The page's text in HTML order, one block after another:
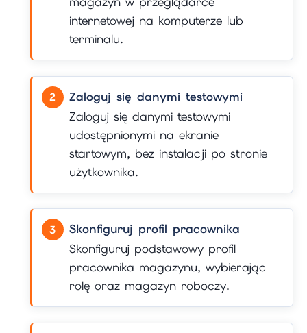
internetowej na komputerze lub
terminalu.
Zaloguj się danymi testowymi
Zaloguj się danymi testowymi
udostępnionymi na ekranie
startowym, bez instalacji po stronie
użytkownika.
Skonfiguruj profil pracownika
Skonfiguruj podstawowy profil
pracownika magazynu, wybierając
rolę oraz magazyn roboczy.